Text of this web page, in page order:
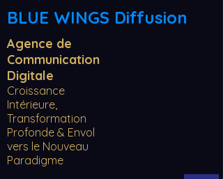
BLUE WINGS Diffusion
Agence de
Communication
Digitale
Croissance
Intérieure,
Transformation
Profonde & Envol
vers le Nouveau
Paradigme